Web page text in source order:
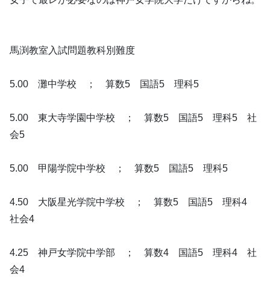
馬渕教室入試問題教科別難度
5.00 灘中学校 ； 算数5 国語5 理科5
5.00 東大寺学園中学校 ； 算数5 国語5 理科5 社
会5
5.00 甲陽学院中学校 ； 算数5 国語5 理科5
4.50 大阪星光学院中学校 ； 算数5 国語5 理科4
社会4
4.25 神戸女学院中学部 ； 算数4 国語5 理科4 社
会4